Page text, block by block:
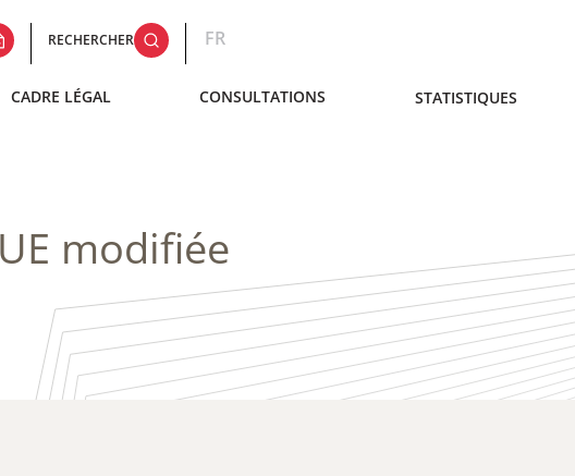
RECHERCHER FR
CADRE LÉGAL CONSULTATIONS STATISTIQUES
modifiée